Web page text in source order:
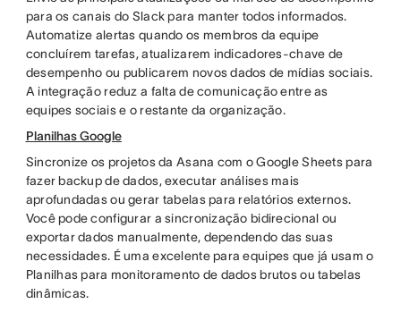
para os canais do Slack para manter todos informados.
Automatize alertas quando os membros da equipe
concluírem tarefas, atualizarem indicadores-chave de
desempenho ou publicarem novos dados de mídias sociais.
A integração reduz a falta de comunicação entre as
equipes sociais e o restante da organização.
Planilhas Google
Sincronize os projetos da Asana com o Google Sheets para
fazer backup de dados, executar análises mais
aprofundadas ou gerar tabelas para relatórios externos.
Você pode configurar a sincronização bidirecional ou
exportar dados manualmente, dependendo das suas
necessidades. É uma excelente para equipes que já usam o
Planilhas para monitoramento de dados brutos ou tabelas
dinâmicas.